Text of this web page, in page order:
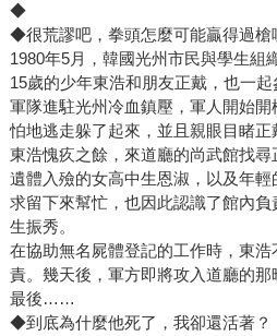
件中，韓江用女性視角，為那些不
《永不告別》以兩位女性好友——
善一場突如其來的斷指意外，連
進而揭露一場屠殺，是如何重擊那個
將巧思寄寓文字，充滿各種解讀可
須讓縫合部位不能結痂，要繼續
難以治癒的政治創傷；抑或以「
痊癒的傷痛；更用雪的意象象徵
那場暴雪，宛如跨越生死邊界，微
念在文字中具體成形。 《永不告別》是一場跨過世代，穿
越時間的對話。韓江有意識地選擇
觀視角剖開過去，反而從政治暴力
◆
◆很荒謬吧，拳頭怎麼可能贏得過槍
1980年5月，韓國光州市民與學生組
15歲的少年東浩和朋友正戴，也一
軍隊進駐光州冷血鎮壓，軍人開始
怕地逃走躲了起來，並且親眼目睹正
東浩愧疚之餘，來道廳的尚武館找
遺體入殮的女高中生恩淑，以及年
求留下來幫忙，也因此認識了館內
生振秀。
在協助無名屍體登記的工作時，東
責。幾天後，軍方即將攻入道廳的那
最後……
◆到底為什麼他死了，我卻還活著？